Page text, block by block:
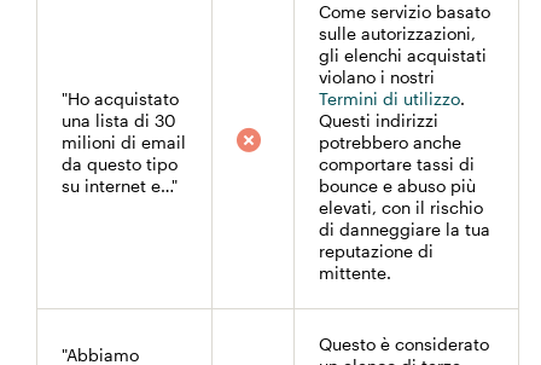
"Ho acquistato
una lista di 30
milioni di email
da questo tipo
su internet e…"
Come servizio basato
sulle autorizzazioni,
gli elenchi acquistati
violano i nostri
Termini di utilizzo.
Questi indirizzi
potrebbero anche
comportare tassi di
bounce e abuso più
elevati, con il rischio
di danneggiare la tua
reputazione di
mittente.
"Abbiamo
Questo è considerato